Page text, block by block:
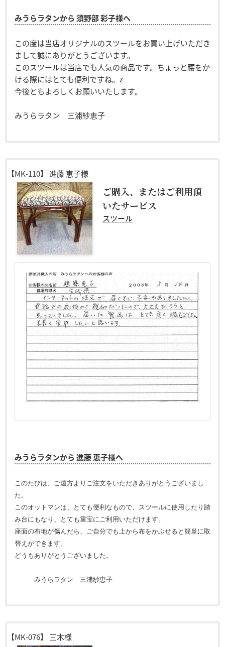
みうらラタンから 須野部 彩子様へ
この度は当店オリジナルのスツールをお買い上げいただき
まして誠にありがとうございます。
このスツールは当店でも人気の商品です。ちょっと腰をか
ける際にはとても便利ですね。z
今後ともよろしくお願いいたします。
みうらラタン 三浦紗恵子
【MK-110】 進藤 恵子様
ご購入、またはご利用頂
いたサービス
スツール
みうらラタンから 進藤 恵子様へ
このたびは、ご遠方よりご注文をいただきありがとうございまし
た。
このオットマンは、とても便利なもので、スツールに使用したり踏
み台にもなり、とても重宝にご利用いただけます。
座面の布地が傷んだら、ご自分でも上から布をかぶせると簡単に取
替えができます。
どうもありがとうございました。
みうらラタン 三浦紗恵子
【MK-076】 三木様